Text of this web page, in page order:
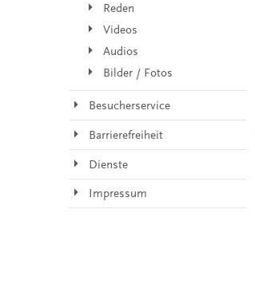
Reden
Videos
Audios
Bilder / Fotos
Besucherservice
Barrierefreiheit
Dienste
Impressum